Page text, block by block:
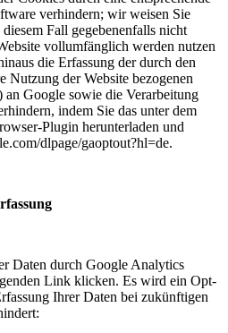
verhindern; wir weisen Sie
Fall gegebenenfalls nicht
vollumfänglich werden nutzen
die Erfassung der durch den
Nutzung der Website bezogenen
Google sowie die Verarbeitung
indem Sie das unter dem
Plugin herunterladen und
dlpage/gaoptout?hl=de.
Daten durch Google Analytics
Link klicken. Es wird ein Opt-
Ihrer Daten bei zukünftigen